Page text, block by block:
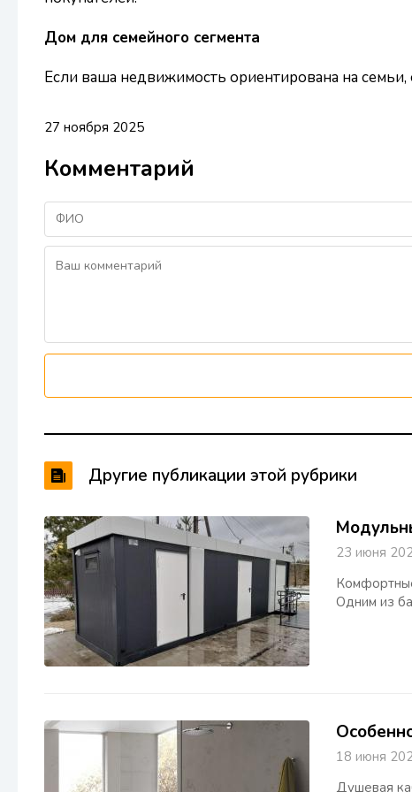
Дом для семейного сегмента
Если ваша недвижимость ориентирована на
27 ноября 2025
Комментарий
Другие публикации этой рубрики
23 июня
Одним из
18 июня
Душевая